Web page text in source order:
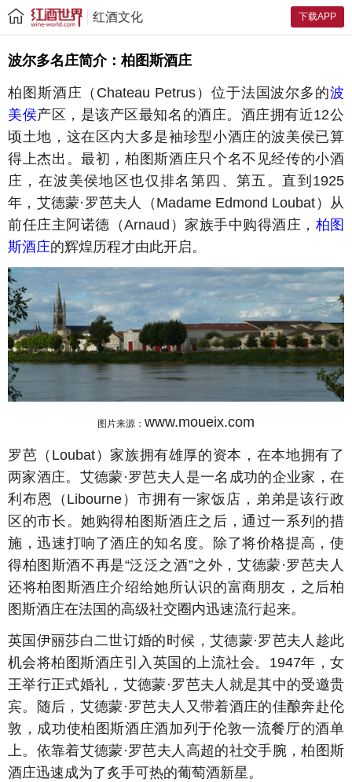
下载APP
红酒文化
波尔多名庄简介：柏图斯酒庄
柏图斯酒庄（Chateau Petrus）位于法国波尔多的波
美侯产区，是该产区最知名的酒庄。酒庄拥有近12公
顷土地，这在区内大多是袖珍型小酒庄的波美侯已算
得上杰出。最初，柏图斯酒庄只个名不见经传的小酒
庄，在波美侯地区也仅排名第四、第五。直到1925
年，艾德蒙·罗芭夫人（Madame Edmond Loubat）从
前任庄主阿诺德（Arnaud）家族手中购得酒庄， 柏图
斯酒庄的辉煌历程才由此开启。
图片来源： www.moueix.com
罗芭（Loubat）家族拥有雄厚的资本，在本地拥有了
两家酒庄。艾德蒙·罗芭夫人是一名成功的企业家，在
利布恩（Libourne）市拥有一家饭店，弟弟是该行政
区的市长。她购得柏图斯酒庄之后，通过一系列的措
施，迅速打响了酒庄的知名度。除了将价格提高，使
得柏图斯酒不再是“泛泛之酒”之外，艾德蒙·罗芭夫人
还将柏图斯酒庄介绍给她所认识的富商朋友，之后柏
图斯酒庄在法国的高级社交圈内迅速流行起来。
英国伊丽莎白二世订婚的时候，艾德蒙·罗芭夫人趁此
机会将柏图斯酒庄引入英国的上流社会。1947年，女
王举行正式婚礼，艾德蒙·罗芭夫人就是其中的受邀贵
宾。随后，艾德蒙·罗芭夫人又带着酒庄的佳酿奔赴伦
敦，成功使柏图斯酒庄酒加列于伦敦一流餐厅的酒单
上。依靠着艾德蒙·罗芭夫人高超的社交手腕，柏图斯
酒庄迅速成为了炙手可热的葡萄酒新星。